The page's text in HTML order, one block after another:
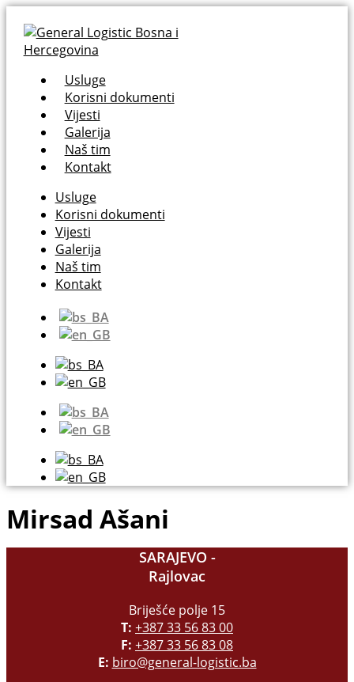
Usluge
Korisni dokumenti
Vijesti
Galerija
Naš tim
Kontakt
Usluge
Korisni dokumenti
Vijesti
Galerija
Naš tim
Kontakt
Mirsad Ašani
SARAJEVO -
Rajlovac
Briješće polje 15
T: +387 33 56 83 00
F: +387 33 56 83 08
E: biro@general-logistic.ba